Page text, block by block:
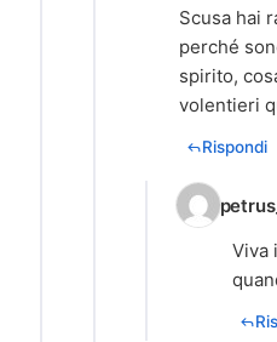
Scusa hai
perché
spirito,
volentieri
Rispondi
Viva